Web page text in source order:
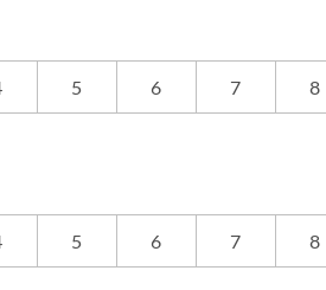
5 6 7 8
5 6 7 8